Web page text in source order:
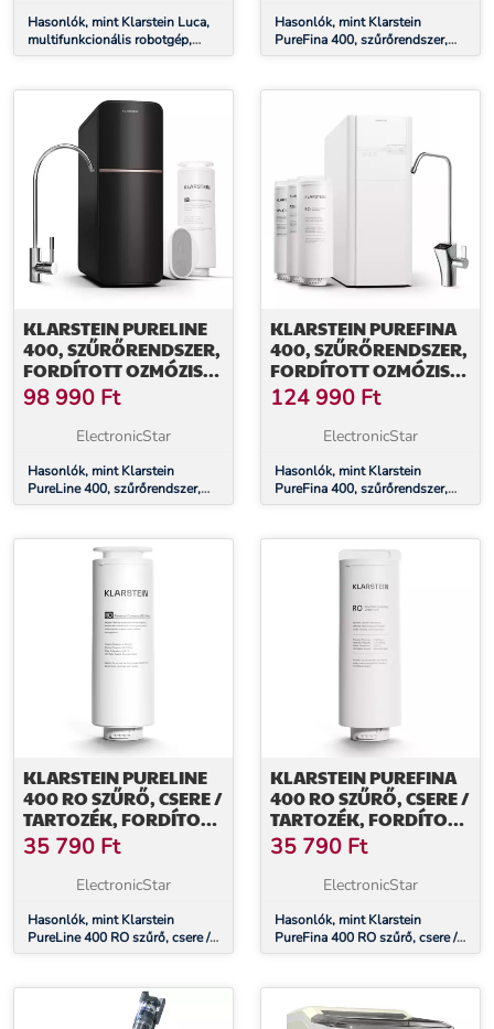
Hasonlók, mint Klarstein Luca,
multifunkcionális robotgép,
1000 W, 3 L, fokozatmentes
Hasonlók, mint Klarstein
PureFina 400, szűrőrendszer,
fordított ozmózis, 400 GPD /
KLARSTEIN PURELINE
400, SZŰRŐRENDSZER,
FORDÍTOTT OZMÓZIS,
400 GPD / 1500 L/D
98 990 Ft
ElectronicStar
Hasonlók, mint Klarstein
PureLine 400, szűrőrendszer,
fordított ozmózis, 400 GPD /
KLARSTEIN PUREFINA
400, SZŰRŐRENDSZER,
FORDÍTOTT OZMÓZIS,
400 GPD / 1500 L/D
124 990 Ft
ElectronicStar
Hasonlók, mint Klarstein
PureFina 400, szűrőrendszer,
fordított ozmózis, 400 GPD /
KLARSTEIN PURELINE
400 RO SZŰRŐ, CSERE /
TARTOZÉK, FORDÍTOTT
OZMÓZIS, 400 GPD /
1500 L/D
35 790 Ft
ElectronicStar
Hasonlók, mint Klarstein
PureLine 400 RO szűrő, csere /
tartozék, fordított ozmózis, 400
KLARSTEIN PUREFINA
400 RO SZŰRŐ, CSERE /
TARTOZÉK, FORDÍTOTT
OZMÓZIS, 400 GPD /
1500 L/D
35 790 Ft
ElectronicStar
Hasonlók, mint Klarstein
PureFina 400 RO szűrő, csere /
tartozék, fordított ozmózis, 400